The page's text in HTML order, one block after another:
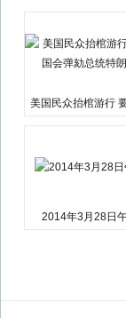
美国民众抬棺游行
2014年3月28日